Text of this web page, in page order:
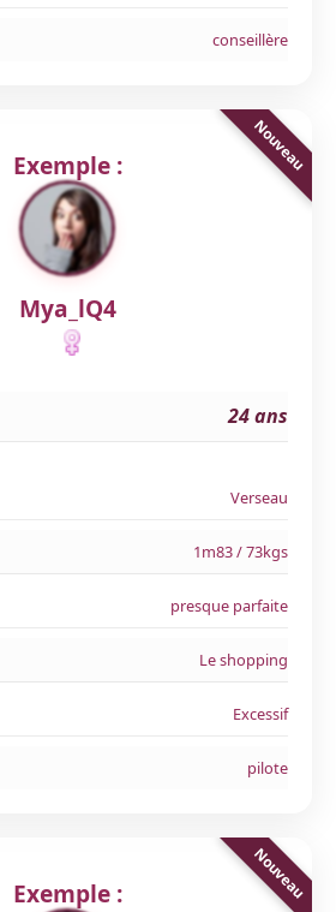
conseillère
Exemple :
Mya_lQ4
24 ans
Verseau
1m83 / 73kgs
presque parfaite
Le shopping
Excessif
pilote
Exemple :